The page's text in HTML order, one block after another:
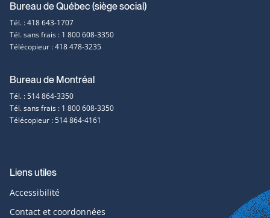
Coordonnées
et
contact
Bureau de Québec (siège social)
Tél. : 418 643-1707
Tél. sans frais : 1 800 608-3350
Télécopieur : 418 478-3235
Bureau de Montréal
Tél. : 514 864-3350
Tél. sans frais : 1 800 608-3350
Télécopieur : 514 864-4161
Liens utiles
Accessibilité
Contact et coordonnées